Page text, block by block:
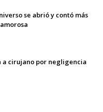
se abrió y contó más
a cirujano por negligencia